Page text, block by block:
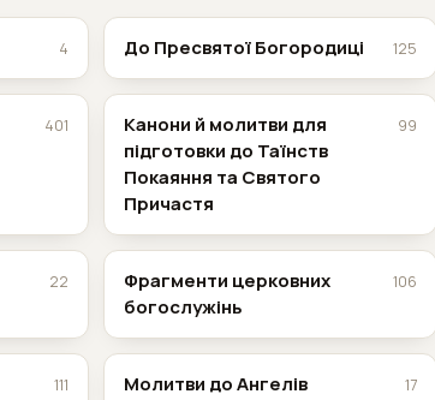
4 До Пресвятої Богородиці 125
401
Канони й молитви для
підготовки до Таїнств
Покаяння та Святого
Причастя
99
22
Фрагменти церковних
богослужінь
106
111 Молитви до Ангелів 17